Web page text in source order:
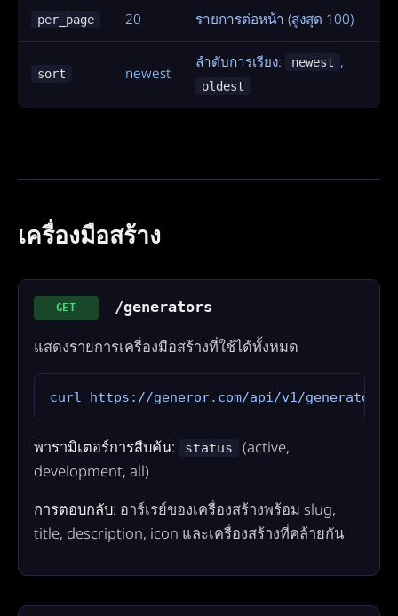
per_page 20 รายการต่อหน้า (สูงสุด 100)
sort newest
ลำดับการเรียง: newest ,
oldest
เครื่องมือสร้าง
GET /generators
แสดงรายการเครื่องมือสร้างที่ใช้ได้ทั้งหมด
curl https://generor.com/api/v1/generators
พารามิเตอร์การสืบค้น: status
(active,
development, all)
การตอบกลับ: อาร์เรย์ของเครื่องสร้างพร้อม slug,
title, description, icon และเครื่องสร้างที่คล้ายกัน